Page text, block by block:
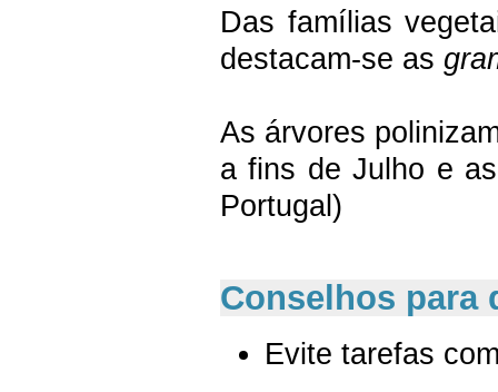
Das famílias
destacam-se as
As árvores
a fins de Julho e
Portugal)
Conselhos para
Evite tarefas